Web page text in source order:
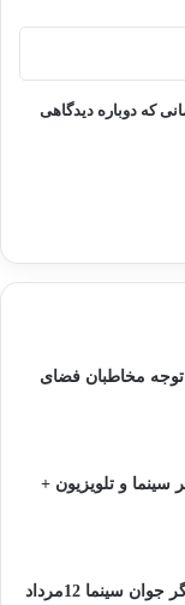
که دوباره دیدگاهی
مخاطبان فضای
سینما و تلویزیون +
درگذشت مریم همتیان بازیگر جوان سینما 12مرداد